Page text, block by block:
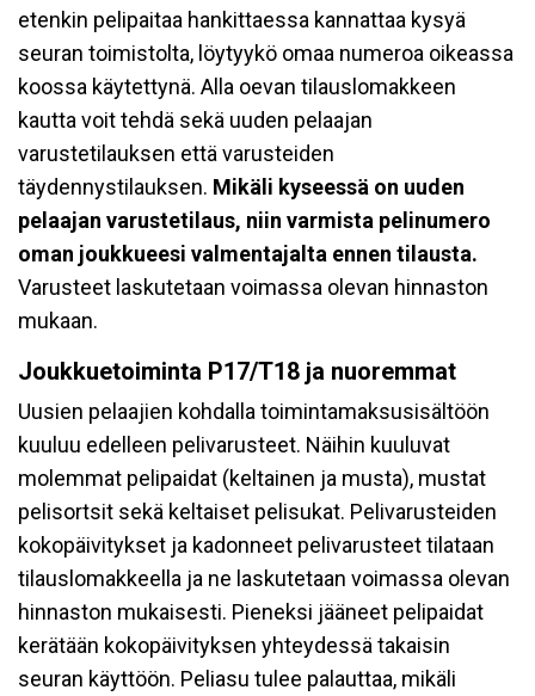
etenkin pelipaitaa hankittaessa kannattaa kysyä
seuran toimistolta, löytyykö omaa numeroa oikeassa
koossa käytettynä. Alla oevan tilauslomakkeen
kautta voit tehdä sekä uuden pelaajan
varustetilauksen että varusteiden
täydennystilauksen. Mikäli kyseessä on uuden
pelaajan varustetilaus, niin varmista pelinumero
oman joukkueesi valmentajalta ennen tilausta.
Varusteet laskutetaan voimassa olevan hinnaston
mukaan.
Joukkuetoiminta P17/T18 ja nuoremmat
Uusien pelaajien kohdalla toimintamaksusisältöön
kuuluu edelleen pelivarusteet. Näihin kuuluvat
molemmat pelipaidat (keltainen ja musta), mustat
pelisortsit sekä keltaiset pelisukat. Pelivarusteiden
kokopäivitykset ja kadonneet pelivarusteet tilataan
tilauslomakkeella ja ne laskutetaan voimassa olevan
hinnaston mukaisesti. Pieneksi jääneet pelipaidat
kerätään kokopäivityksen yhteydessä takaisin
seuran käyttöön. Peliasu tulee palauttaa, mikäli